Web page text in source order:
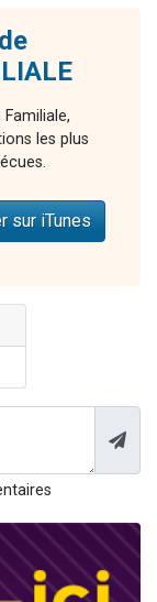
les plus
sur iTunes